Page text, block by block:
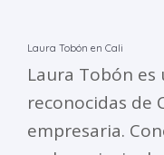
Laura Tobón en Cali
Laura Tobón es
reconocidas de
empresaria.